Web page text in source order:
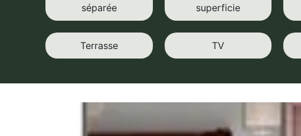
séparée
superficie
Terrasse TV